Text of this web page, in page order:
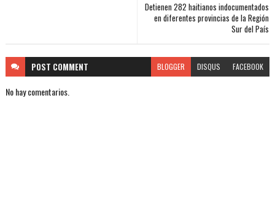
Detienen 282 haitianos indocumentados
en diferentes provincias de la Región
Sur del País
POST COMMENT BLOGGER DISQUS FACEBOOK
No hay comentarios.